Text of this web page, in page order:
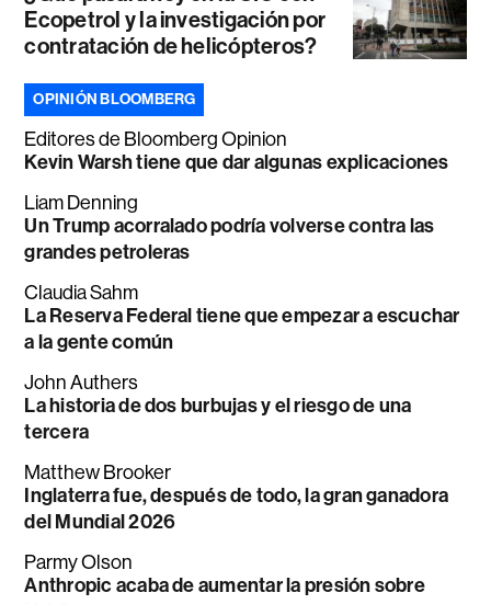
Ecopetrol y la investigación por
contratación de helicópteros?
OPINIÓN BLOOMBERG
Editores de Bloomberg Opinion
Kevin Warsh tiene que dar algunas explicaciones
Liam Denning
Un Trump acorralado podría volverse contra las
grandes petroleras
Claudia Sahm
La Reserva Federal tiene que empezar a escuchar
a la gente común
John Authers
La historia de dos burbujas y el riesgo de una
tercera
Matthew Brooker
Inglaterra fue, después de todo, la gran ganadora
del Mundial 2026
Parmy Olson
Anthropic acaba de aumentar la presión sobre